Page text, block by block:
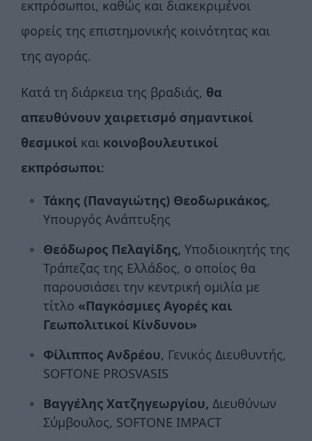
εκπρόσωποι, καθώς και διακεκριμένοι
φορείς της επιστημονικής κοινότητας και
της αγοράς.
Κατά τη διάρκεια της βραδιάς, θα
απευθύνουν χαιρετισμό σημαντικοί
θεσμικοί και κοινοβουλευτικοί
εκπρόσωποι:
Τάκης (Παναγιώτης) Θεοδωρικάκος,
Υπουργός Ανάπτυξης
Θεόδωρος Πελαγίδης, Υποδιοικητής της
Τράπεζας της Ελλάδος, ο οποίος θα
παρουσιάσει την κεντρική ομιλία με
τίτλο «Παγκόσμιες Αγορές και
Γεωπολιτικοί Κίνδυνοι»
Φίλιππος Ανδρέου, Γενικός Διευθυντής,
SOFTONE PROSVASIS
Βαγγέλης Χατζηγεωργίου, Διευθύνων
Σύμβουλος, SOFTONE IMPACT